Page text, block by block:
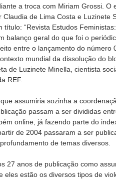
a troca com Miriam Grossi. O
de Lima Costa e Luzinete
título: “Revista Estudos
balanço geral do que foi o
entre o lançamento do número
mundial da dissolução do
de Luzinete Minella, cientista
REF.
assumiria sozinha a
passam a ser divididas
online, já fazendo parte do
de 2004 passaram a ser
de temas diversos.
27 anos de publicação como
eles estão os diversos tipos de